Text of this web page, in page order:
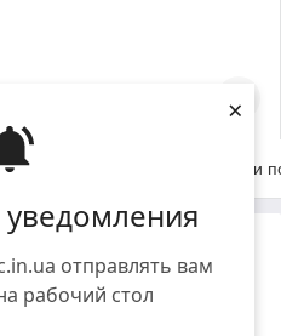
отправлять вам
рабочий стол
×
Доставка Умови
®